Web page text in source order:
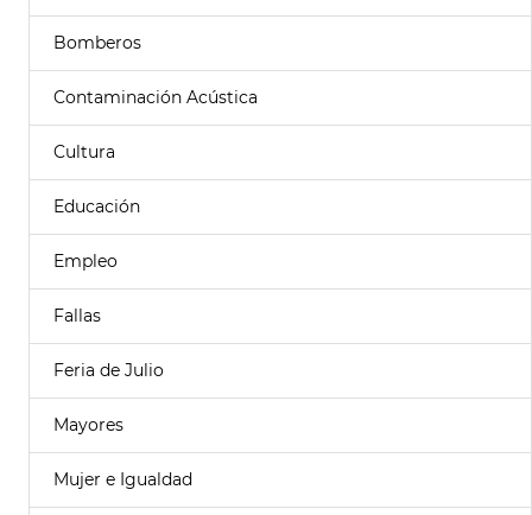
Bomberos
Contaminación Acústica
Cultura
Educación
Empleo
Fallas
Feria de Julio
Mayores
Mujer e Igualdad